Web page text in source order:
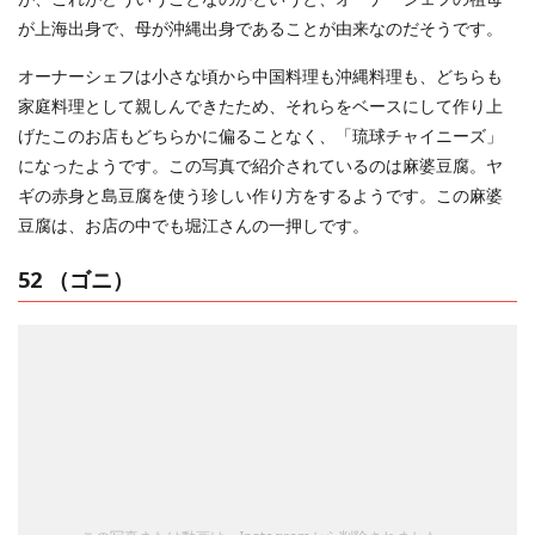
が上海出身で、母が沖縄出身であることが由来なのだそうです。
オーナーシェフは小さな頃から中国料理も沖縄料理も、どちらも
家庭料理として親しんできたため、それらをベースにして作り上
げたこのお店もどちらかに偏ることなく、「琉球チャイニーズ」
になったようです。この写真で紹介されているのは麻婆豆腐。ヤ
ギの赤身と島豆腐を使う珍しい作り方をするようです。この麻婆
豆腐は、お店の中でも堀江さんの一押しです。
52 （ゴニ）